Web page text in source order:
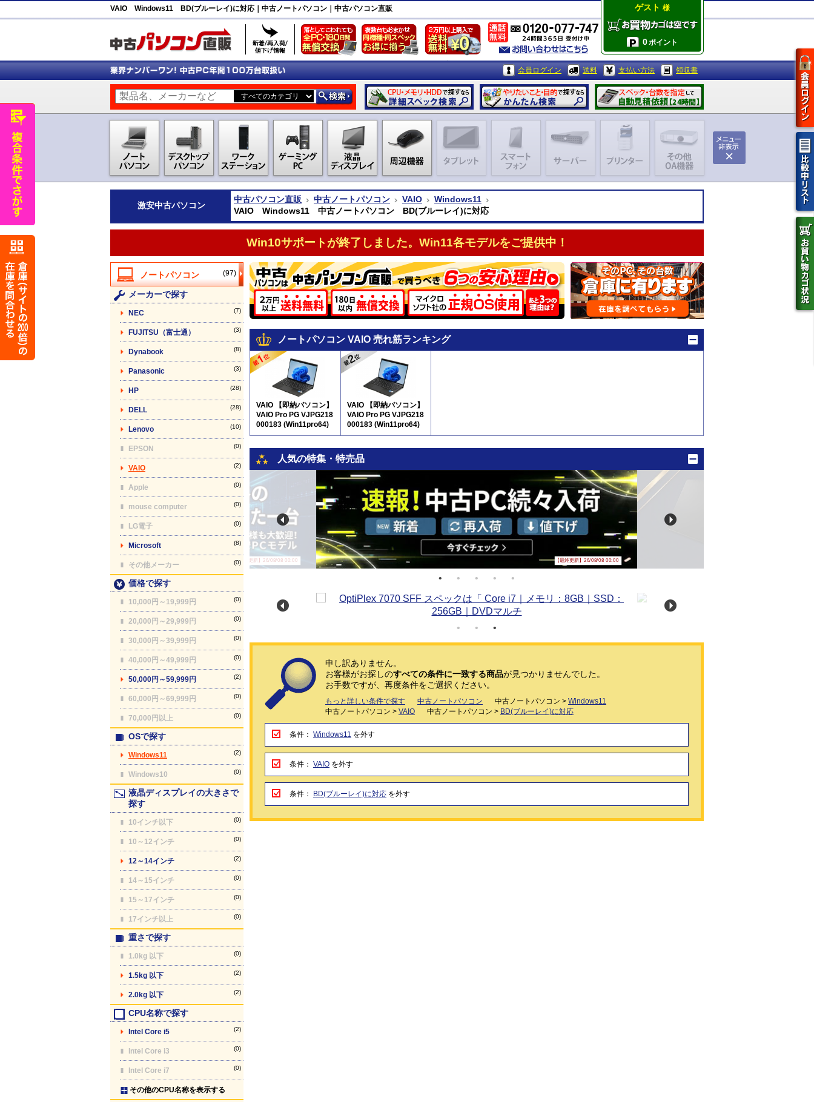
VAIO Windows11 BD(ブルーレイ)に対応｜中古ノートパソコン｜中古パソコン直販 ゲスト 様
0ポイント
会員ログイン 送料 支払い方法 領収書
激安中古パソコン
中古パソコン直販 中古ノートパソコン VAIO
Windows11
VAIO Windows11 中古ノートパソコン BD(ブルーレイ)に対応
Win10サポートが終了しました。Win11各モデルをご提供中！
(97)
メーカーで探す
NEC (7)
FUJITSU（富士通） (3)
Dynabook (8)
Panasonic (3)
HP (28)
DELL (28)
Lenovo (10)
EPSON (0)
VAIO (2)
Apple (0)
mouse computer (0)
LG電子 (0)
Microsoft (8)
その他メーカー (0)
価格で探す
10,000円～19,999円 (0)
20,000円～29,999円 (0)
30,000円～39,999円 (0)
40,000円～49,999円 (0)
50,000円～59,999円 (2)
60,000円～69,999円 (0)
70,000円以上 (0)
OSで探す
Windows11 (2)
Windows10 (0)
液晶ディスプレイの大きさで
探す
10インチ以下 (0)
10～12インチ (0)
12～14インチ (2)
14～15インチ (0)
15～17インチ (0)
17インチ以上 (0)
重さで探す
1.0kg 以下 (0)
1.5kg 以下 (2)
2.0kg 以下 (2)
CPU名称で探す
Intel Core i5 (2)
Intel Core i3 (0)
Intel Core i7 (0)
その他のCPU名称を表示する
ノートパソコン VAIO 売れ筋ランキング
VAIO 【即納パソコン】
VAIO Pro PG VJPG218
000183 (Win11pro64)
5N12
VAIO 【即納パソコン】
VAIO Pro PG VJPG218
000183 (Win11pro64)
5N12
人気の特集・特売品
【最終更新】26/08/08 00:00 【最終更新】26/08/08 00:00
申し訳ありません。
お客様がお探しのすべての条件に一致する商品が見つかりませんでした。
お手数ですが、再度条件をご選択ください。
もっと詳しい条件で探す 中古ノートパソコン 中古ノートパソコン > Windows11
中古ノートパソコン > VAIO 中古ノートパソコン > BD(ブルーレイ)に対応
条件： Windows11 を外す
条件： VAIO を外す
条件： BD(ブルーレイ)に対応 を外す